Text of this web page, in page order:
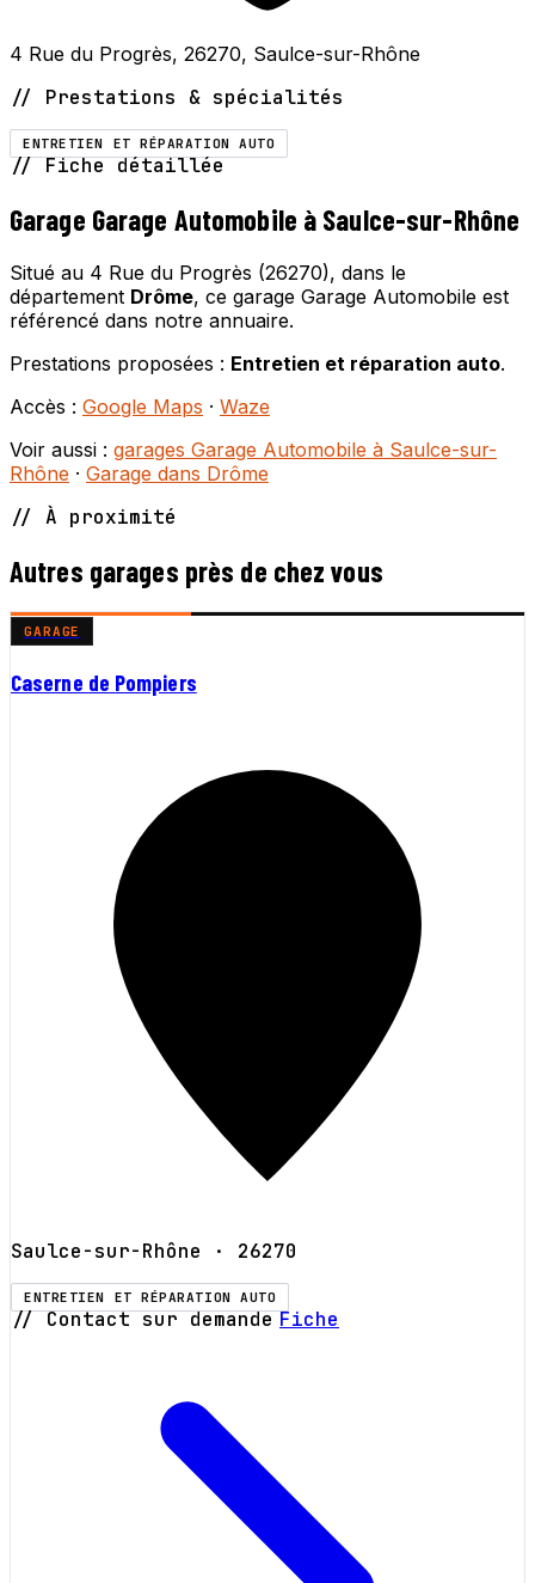
4 Rue du Progrès, 26270, Saulce-sur-Rhône
// Prestations & spécialités
ENTRETIEN ET RÉPARATION AUTO
// Fiche détaillée
Garage Garage Automobile à Saulce-sur-Rhône
Situé au 4 Rue du Progrès (26270), dans le
département Drôme, ce garage Garage Automobile est
référencé dans notre annuaire.
Prestations proposées : Entretien et réparation auto.
Accès : Google Maps · Waze
Voir aussi : garages Garage Automobile à Saulce-sur-
Rhône · Garage dans Drôme
// À proximité
Autres garages près de chez vous
GARAGE
Caserne de Pompiers
Saulce-sur-Rhône · 26270
ENTRETIEN ET RÉPARATION AUTO
// Contact sur demande Fiche